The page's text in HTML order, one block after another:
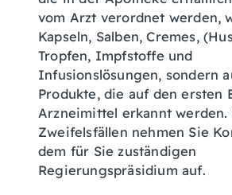
vom Arzt verordnet werden,
Kapseln, Salben, Cremes,
Tropfen, Impfstoffe und
Infusionslösungen, sondern
Produkte, die auf den ersten
Arzneimittel erkannt werden.
Zweifelsfällen nehmen Sie
dem für Sie zuständigen
Regierungspräsidium auf.